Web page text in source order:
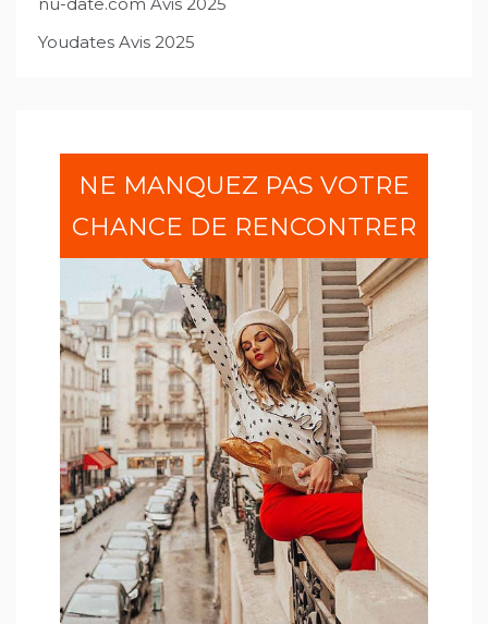
Youdates Avis 2025
NE MANQUEZ PAS VOTRE
CHANCE DE RENCONTRER